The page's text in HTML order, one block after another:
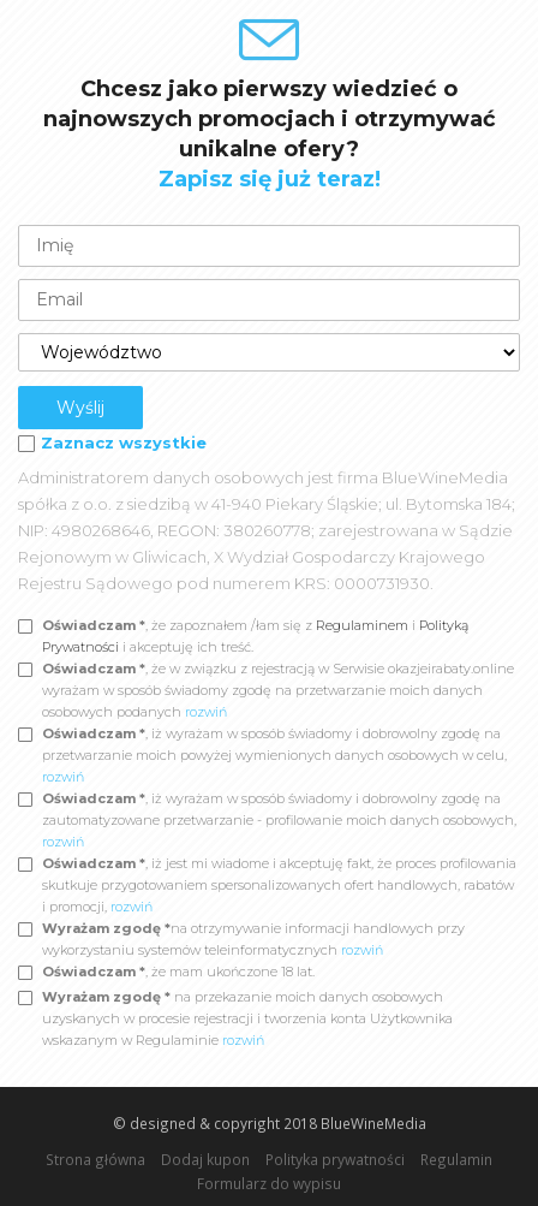
Chcesz jako pierwszy wiedzieć o
najnowszych promocjach i otrzymywać
unikalne ofery?
Zapisz się już teraz!
Zaznacz wszystkie
Administratorem danych osobowych jest firma BlueWineMedia
spółka z o.o. z siedzibą w 41-940 Piekary Śląskie; ul. Bytomska 184;
NIP: 4980268646, REGON: 380260778; zarejestrowana w Sądzie
Rejonowym w Gliwicach, X Wydział Gospodarczy Krajowego
Rejestru Sądowego pod numerem KRS: 0000731930.
Oświadczam *, że zapoznałem /łam się z Regulaminem i Polityką
Prywatności i akceptuję ich treść.
Oświadczam *, że w związku z rejestracją w Serwisie okazjeirabaty.online
wyrażam w sposób świadomy zgodę na przetwarzanie moich danych
osobowych podanych rozwiń
Oświadczam *, iż wyrażam w sposób świadomy i dobrowolny zgodę na
przetwarzanie moich powyżej wymienionych danych osobowych w celu,
rozwiń
Oświadczam *, iż wyrażam w sposób świadomy i dobrowolny zgodę na
zautomatyzowane przetwarzanie - profilowanie moich danych osobowych,
rozwiń
Oświadczam *, iż jest mi wiadome i akceptuję fakt, że proces profilowania
skutkuje przygotowaniem spersonalizowanych ofert handlowych, rabatów
i promocji, rozwiń
Wyrażam zgodę *na otrzymywanie informacji handlowych przy
wykorzystaniu systemów teleinformatycznych rozwiń
Oświadczam *, że mam ukończone 18 lat.
Wyrażam zgodę * na przekazanie moich danych osobowych
uzyskanych w procesie rejestracji i tworzenia konta Użytkownika
wskazanym w Regulaminie rozwiń
© designed & copyright 2018 BlueWineMedia
Strona główna
Dodaj kupon Polityka prywatności
Regulamin
Formularz do wypisu